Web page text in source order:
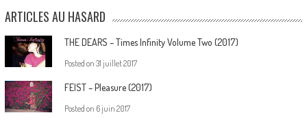
ARTICLES AU HASARD
THE DEARS – Times Infinity Volume Two (2017)
Posted on 31 juillet 2017
FEIST – Pleasure (2017)
Posted on 6 juin 2017